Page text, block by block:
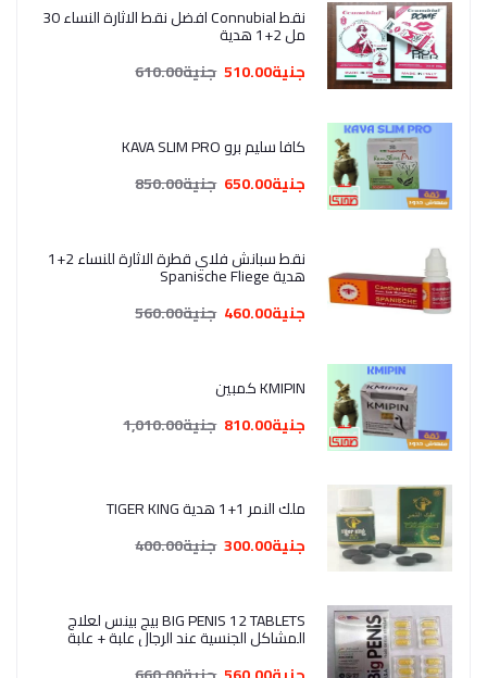
نقط Connubial افضل نقط الاثارة النساء 30
مل 2+1 هدية
جنية510.00
جنية610.00
كافا سليم برو KAVA SLIM PRO
جنية650.00
جنية850.00
نقط سبانش فلاي قطرة الاثارة للنساء 2+1
هدية Spanische Fliege
جنية460.00
جنية560.00
KMIPIN كمبين
جنية810.00
جنية1,010.00
ملك النمر 1+1 هدية TIGER KING
جنية300.00
جنية400.00
BIG PENIS 12 TABLETS بيج بينس لعلاج
المشاكل الجنسية عند الرجال علبة + علبة